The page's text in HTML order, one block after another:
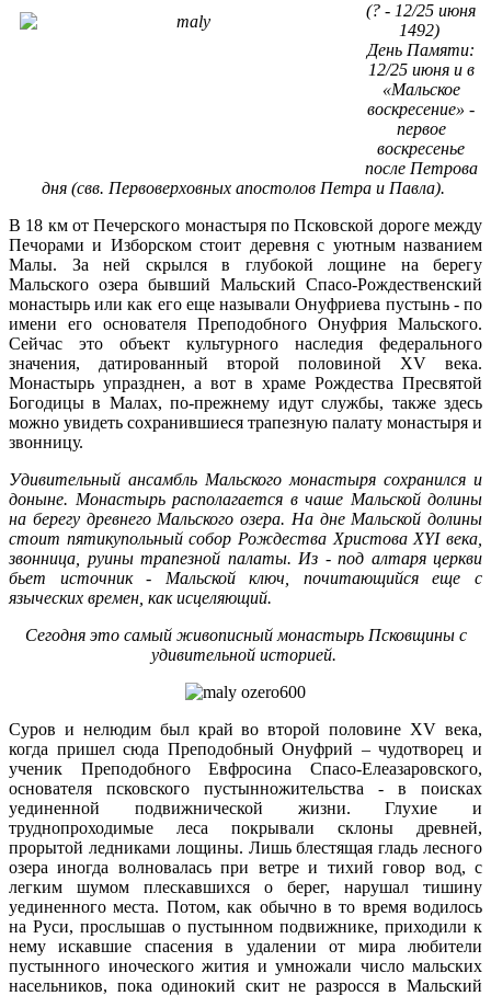
(? - 12/25 июня
1492)
День Памяти:
12/25 июня и в
«Мальское
воскресение» -
первое
воскресенье
после Петрова
дня (свв. Первоверховных апостолов Петра и Павла).
В 18 км от Печерского монастыря по Псковской дороге между
Печорами и Изборском стоит деревня с уютным названием
Малы. За ней скрылся в глубокой лощине на берегу
Мальского озера бывший Мальский Спасо-Рождественский
монастырь или как его еще называли Онуфриева пустынь - по
имени его основателя Преподобного Онуфрия Мальского.
Сейчас это объект культурного наследия федерального
значения, датированный второй половиной XV века.
Монастырь упразднен, а вот в храме Рождества Пресвятой
Богодицы в Малах, по-прежнему идут службы, также здесь
можно увидеть сохранившиеся трапезную палату монастыря и
звонницу.
Удивительный ансамбль Мальского монастыря сохранился и
доныне. Монастырь располагается в чаше Мальской долины
на берегу древнего Мальского озера. На дне Мальской долины
стоит пятикупольный собор Рождества Христова XYI века,
звонница, руины трапезной палаты. Из - под алтаря церкви
бьет источник - Мальской ключ, почитающийся еще с
языческих времен, как исцеляющий.
Сегодня это самый живописный монастырь Псковщины с
удивительной историей.
Суров и нелюдим был край во второй половине XV века,
когда пришел сюда Преподобный Онуфрий – чудотворец и
ученик Преподобного Евфросина Спасо-Елеазаровского,
основателя псковского пустынножительства - в поисках
уединенной подвижнической жизни. Глухие и
труднопроходимые леса покрывали склоны древней,
прорытой ледниками лощины. Лишь блестящая гладь лесного
озера иногда волновалась при ветре и тихий говор вод, с
легким шумом плескавшихся о берег, нарушал тишину
уединенного места. Потом, как обычно в то время водилось
на Руси, прослышав о пустынном подвижнике, приходили к
нему искавшие спасения в удалении от мира любители
пустынного иноческого жития и умножали число мальских
насельников, пока одинокий скит не разросся в Мальский